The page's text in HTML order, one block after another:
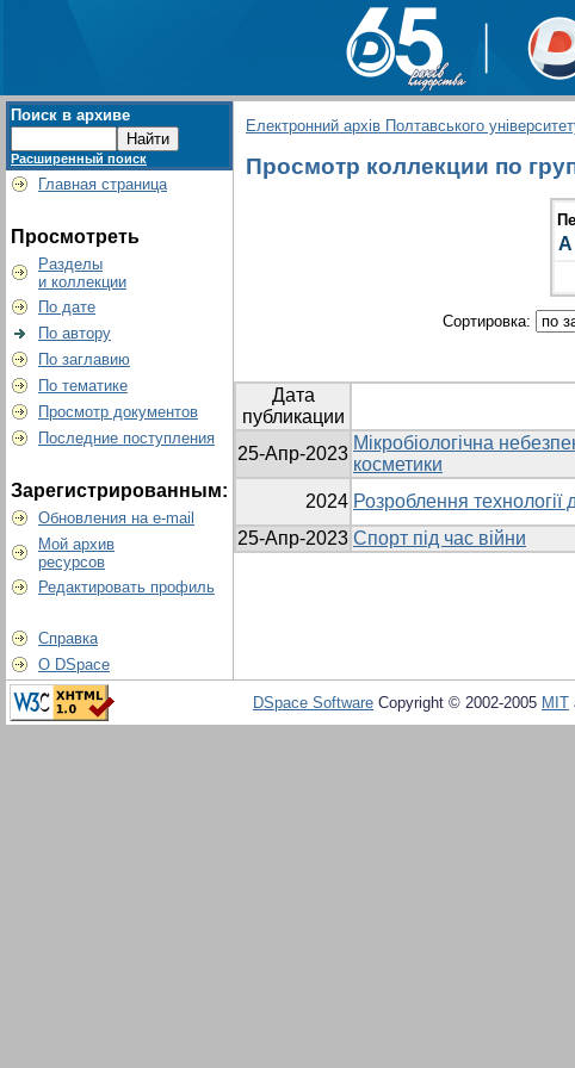
Поиск в архиве
Расширенный поиск
Главная страница
Просмотреть
Разделы
и коллекции
По дате
По автору
По заглавию
По тематике
Просмотр документов
Последние поступления
Зарегистрированным:
Обновления на e-mail
Мой архив
ресурсов
Редактировать профиль
Справка
О DSpace
Електронний архів Полтавського
Просмотр коллекции по
А
Сортировка:
Дата
публикации
25-Апр-2023
Мікробіологічна
косметики
2024 Розроблення технології
25-Апр-2023 Спорт під час війни
DSpace Software Copyright © 2002-2005 MIT